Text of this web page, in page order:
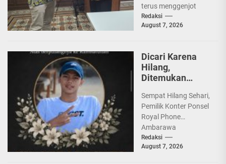
terus menggenjot
strategi konsolidasi di
sektor industri
ketahanan sektor...
Redaksi
August 7, 2026
Dicari Karena
Hilang,
Ditemukan
Mobil
Sempat Hilang Sehari,
Pemilik Konter Ponsel
Royal Phone
Ambarawa
Ditemukan Di Bagasi
Sorot Jateng,
Redaksi
August 7, 2026